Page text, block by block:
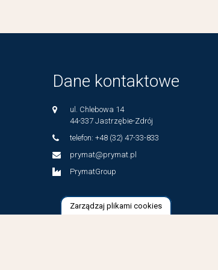
Dane kontaktowe
ul. Chlebowa 14
44-337 Jastrzębie-Zdrój
telefon: +48 (32) 47-33-833
prymat@prymat.pl
PrymatGroup
Zarządzaj plikami cookies